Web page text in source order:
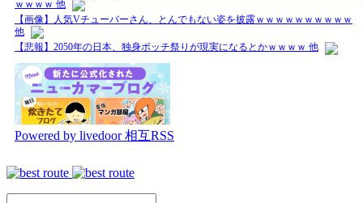
ｗｗｗｗ 他
【画像】人気Vチューバーさん、とんでもない姿を披露ｗｗｗｗｗｗｗｗｗｗ
他
【悲報】2050年の日本、独身ボッチ祭りが現実になるとかｗｗｗｗ 他
Powered by livedoor 相互RSS